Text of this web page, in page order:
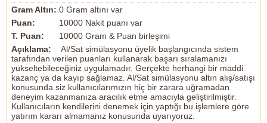
Gram Altın: 0 Gram altını var
Puan:
10000 Nakit puanı var
T. Puan:
10000 Gram & Puan birleşimi
Açıklama:
Al/Sat simülasyonu üyelik başlangıcında sistem
tarafından verilen puanları kullanarak başarı sıralamanızı
yükseltebileceğiniz uygulamadır. Gerçekte herhangi bir maddi
kazanç ya da kayıp sağlamaz. Al/Sat simülasyonu altın alış/satışı
konusunda siz kullanıcılarımızın hiç bir zarara uğramadan
deneyim kazanmanıza aracılık etme amacıyla geliştirilmiştir.
Kullanıcıların kendilerini denemek için yaptığı bu işlemlere göre
yatırım kararı almamanız konusunda uyarıyoruz.